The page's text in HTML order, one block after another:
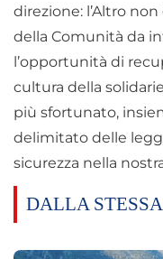
direzione: l’Altro
della Comunità da
l’opportunità di
cultura della
più sfortunato,
delimitato delle
sicurezza nella
DALLA